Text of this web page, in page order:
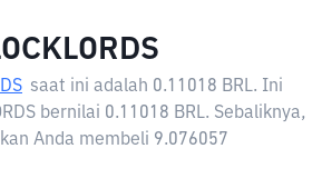
saat ini adalah 0.11018 BRL. Ini
bernilai 0.11018 BRL. Sebaliknya,
Anda membeli 9.076057